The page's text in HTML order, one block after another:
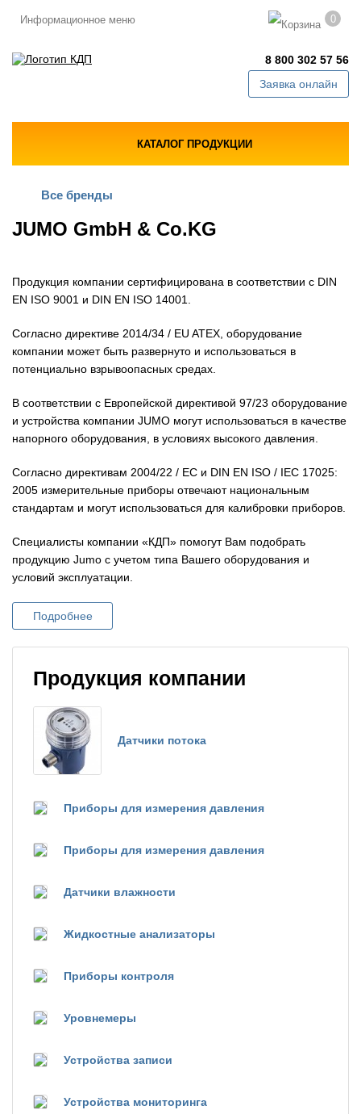
Информационное меню 0
8 800 302 57 56
Заявка онлайн
КАТАЛОГ ПРОДУКЦИИ
Все бренды
JUMO GmbH & Co.KG
Продукция компании сертифицирована в соответствии с DIN
EN ISO 9001 и DIN EN ISO 14001.
Согласно директиве 2014/34 / EU ATEX, оборудование
компании может быть развернуто и использоваться в
потенциально взрывоопасных средах.
В соответствии с Европейской директивой 97/23 оборудование
и устройства компании JUMO могут использоваться в качестве
напорного оборудования, в условиях высокого давления.
Согласно директивам 2004/22 / EC и DIN EN ISO / IEC 17025:
2005 измерительные приборы отвечают национальным
стандартам и могут использоваться для калибровки приборов.
Специалисты компании «КДП» помогут Вам подобрать
продукцию Jumo с учетом типа Вашего оборудования и
условий эксплуатации.
Подробнее
Продукция компании
Датчики потока
Приборы для измерения давления
Приборы для измерения давления
Датчики влажности
Жидкостные анализаторы
Приборы контроля
Уровнемеры
Устройства записи
Устройства мониторинга